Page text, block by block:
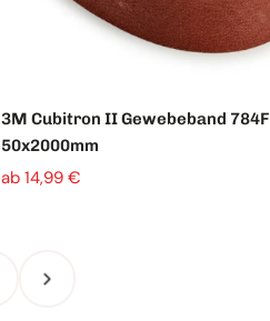
3M Cubitron II Gewebeband 784F
50x2000mm
ab 14,99 €